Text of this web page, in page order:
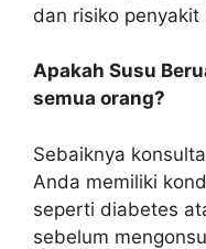
dan risiko penyakit
Apakah Susu
semua orang?
Sebaiknya
Anda memiliki
seperti diabetes
sebelum